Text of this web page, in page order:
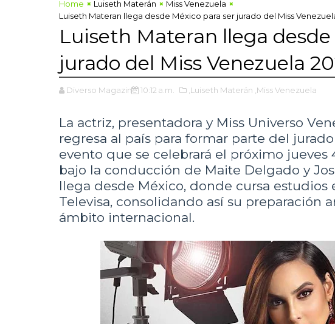
Home Luiseth Materán
Miss Venezuela
Luiseth Materan llega desde México para ser jurado del Miss
Luiseth Materan llega
jurado del Miss Venezuela
Diverso Magazine 10:12 a.m. ,Luiseth Materán ,Miss Venezuela
La actriz, presentadora y Miss Universo
regresa al país para formar parte del
evento que se celebrará el próximo jueves
bajo la conducción de Maite Delgado y
llega desde México, donde cursa estudios
Televisa, consolidando así su preparación
ámbito internacional.